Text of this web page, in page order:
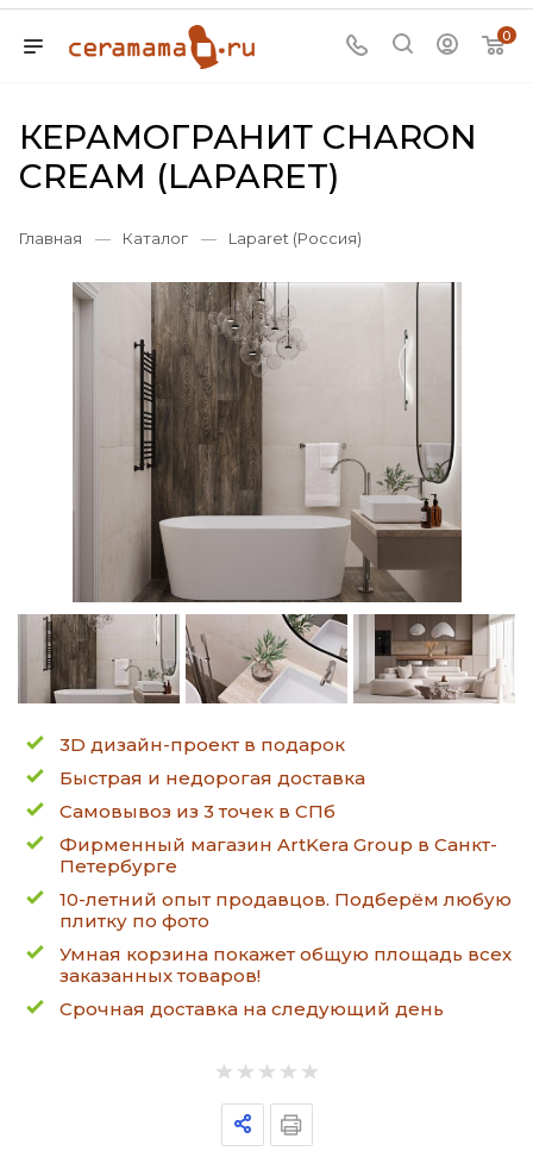
0
КЕРАМОГРАНИТ CHARON
CREAM (LAPARET)
Главная — Каталог — Laparet (Россия)
3D дизайн-проект в подарок
Быстрая и недорогая доставка
Самовывоз из 3 точек в СПб
Фирменный магазин ArtKera Group в Санкт-
Петербурге
10-летний опыт продавцов. Подберём любую
плитку по фото
Умная корзина покажет общую площадь всех
заказанных товаров!
Срочная доставка на следующий день